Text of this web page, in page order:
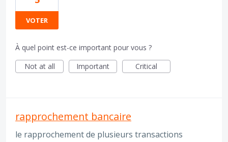
VOTER
À quel point est-ce important pour vous ?
Not at all
Important Critical
rapprochement bancaire
le rapprochement de plusieurs transactions